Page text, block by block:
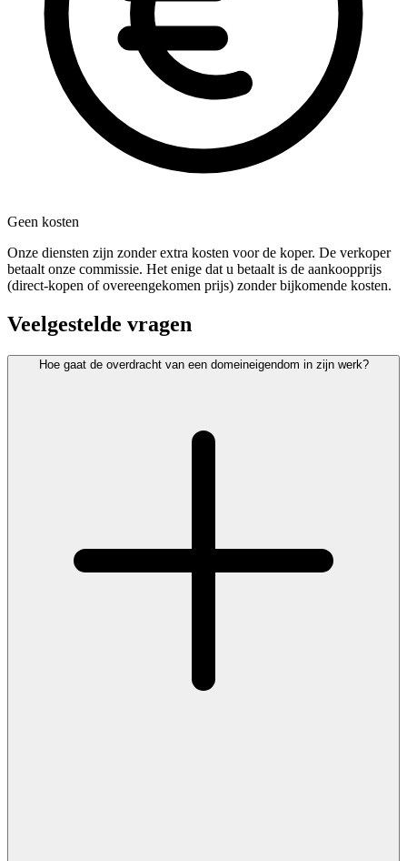
Geen kosten
Onze diensten zijn zonder extra kosten voor de koper. De verkoper
betaalt onze commissie. Het enige dat u betaalt is de aankoopprijs
(direct-kopen of overeengekomen prijs) zonder bijkomende kosten.
Veelgestelde vragen
Hoe gaat de overdracht van een domeineigendom in zijn werk?